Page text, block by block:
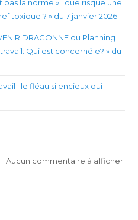
pas la norme » : que risque une
toxique ? » du 7 janvier 2026
DRAGONNE du Planning
Qui est concerné.e? » du
: le fléau silencieux qui
Aucun commentaire à afficher.